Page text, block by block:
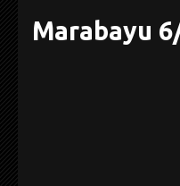
Marabayu